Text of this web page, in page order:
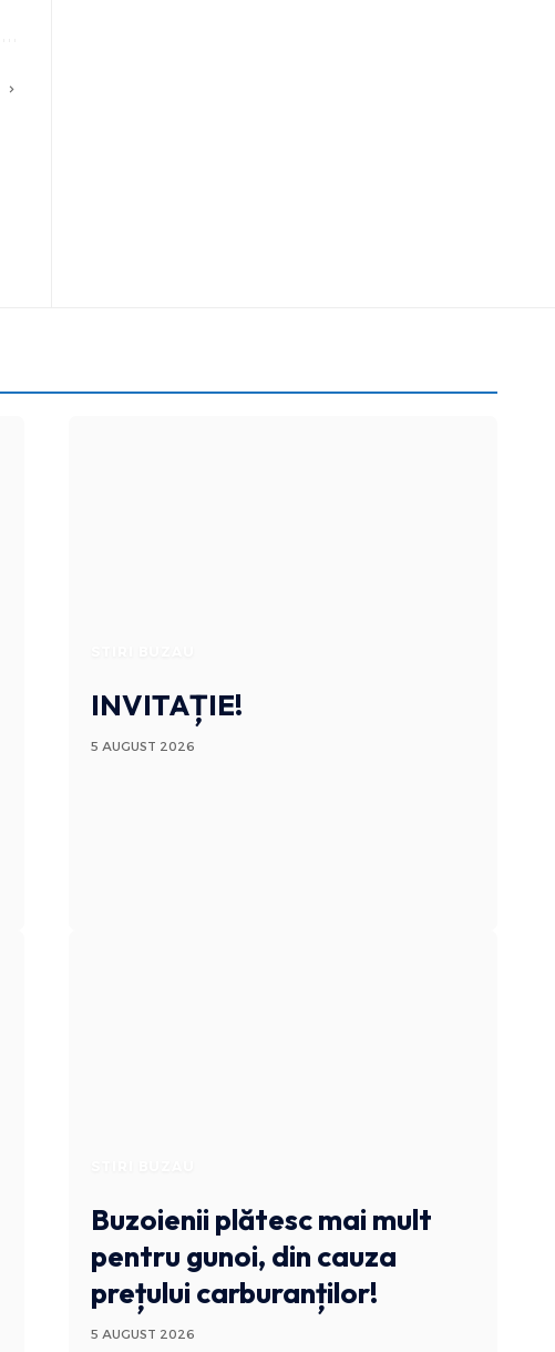
INVITAȚIE!
5 AUGUST 2026
Buzoienii plătesc mai mult
pentru gunoi, din cauza
prețului carburanților!
5 AUGUST 2026